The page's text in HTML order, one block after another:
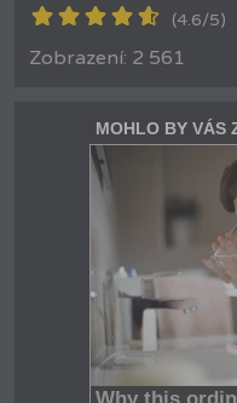
(4.6/5)
Zobrazení: 2 561